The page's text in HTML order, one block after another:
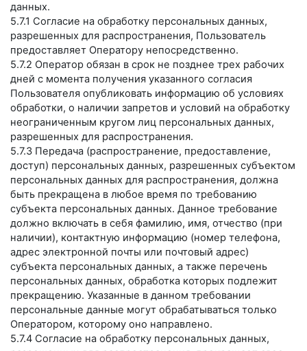
данных.
5.7.1 Согласие на обработку персональных данных,
разрешенных для распространения, Пользователь
предоставляет Оператору непосредственно.
5.7.2 Оператор обязан в срок не позднее трех рабочих
дней с момента получения указанного согласия
Пользователя опубликовать информацию об условиях
обработки, о наличии запретов и условий на обработку
неограниченным кругом лиц персональных данных,
разрешенных для распространения.
5.7.3 Передача (распространение, предоставление,
доступ) персональных данных, разрешенных субъектом
персональных данных для распространения, должна
быть прекращена в любое время по требованию
субъекта персональных данных. Данное требование
должно включать в себя фамилию, имя, отчество (при
наличии), контактную информацию (номер телефона,
адрес электронной почты или почтовый адрес)
субъекта персональных данных, а также перечень
персональных данных, обработка которых подлежит
прекращению. Указанные в данном требовании
персональные данные могут обрабатываться только
Оператором, которому оно направлено.
5.7.4 Согласие на обработку персональных данных,